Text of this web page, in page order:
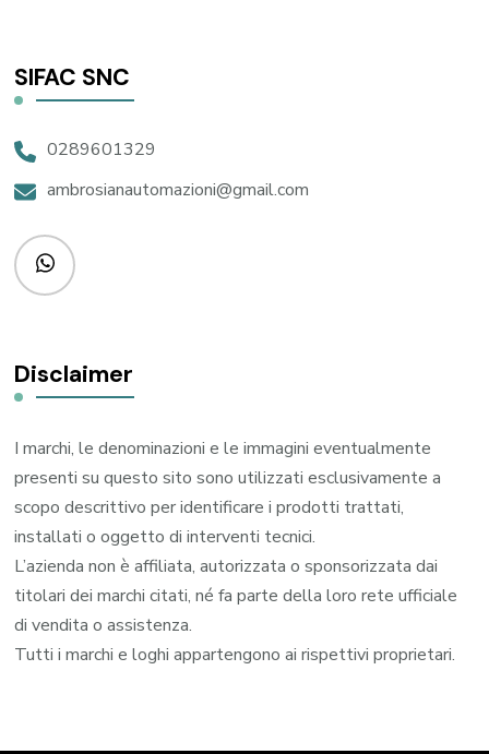
SIFAC SNC
0289601329
ambrosianautomazioni@gmail.com
Disclaimer
I marchi, le denominazioni e le immagini eventualmente
presenti su questo sito sono utilizzati esclusivamente a
scopo descrittivo per identificare i prodotti trattati,
installati o oggetto di interventi tecnici.
L’azienda non è affiliata, autorizzata o sponsorizzata dai
titolari dei marchi citati, né fa parte della loro rete ufficiale
di vendita o assistenza.
Tutti i marchi e loghi appartengono ai rispettivi proprietari.